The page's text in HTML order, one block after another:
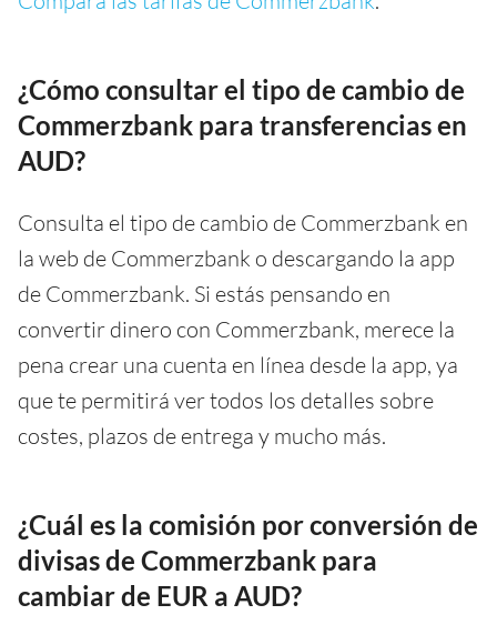
¿Cómo consultar el tipo de cambio de
Commerzbank para transferencias en
AUD?
Consulta el tipo de cambio de Commerzbank en
la web de Commerzbank o descargando la app
de Commerzbank. Si estás pensando en
convertir dinero con Commerzbank, merece la
pena crear una cuenta en línea desde la app, ya
que te permitirá ver todos los detalles sobre
costes, plazos de entrega y mucho más.
¿Cuál es la comisión por conversión de
divisas de Commerzbank para
cambiar de EUR a AUD?